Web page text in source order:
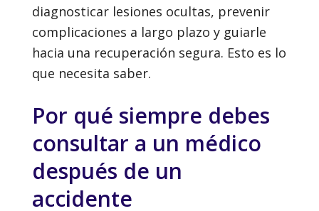
diagnosticar lesiones ocultas, prevenir
complicaciones a largo plazo y guiarle
hacia una recuperación segura. Esto es lo
que necesita saber.
Por qué siempre debes
consultar a un médico
después de un
accidente